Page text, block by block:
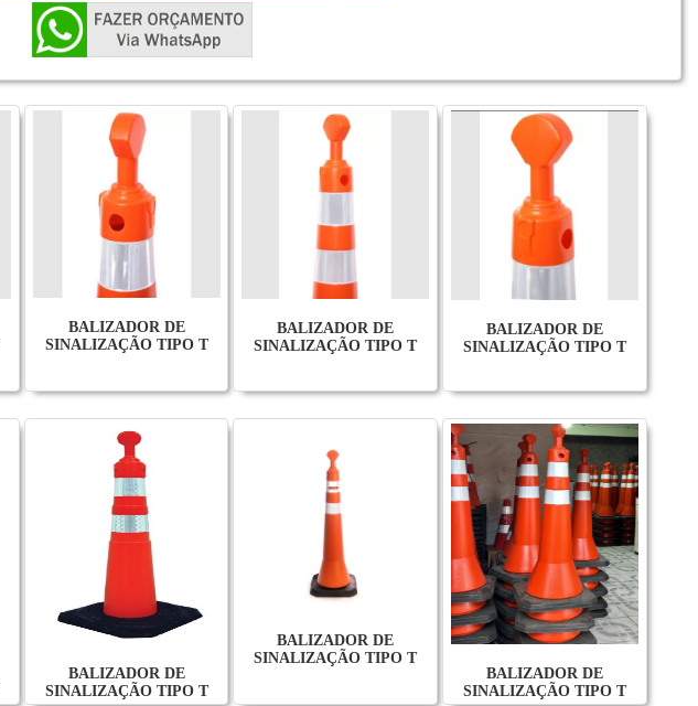
BALIZADOR DE
SINALIZAÇÃO TIPO T
BALIZADOR DE
SINALIZAÇÃO TIPO T
BALIZADOR DE
SINALIZAÇÃO TIPO T
BALIZADOR DE
SINALIZAÇÃO TIPO T
BALIZADOR DE
SINALIZAÇÃO TIPO T
BALIZADOR DE
SINALIZAÇÃO TIPO T